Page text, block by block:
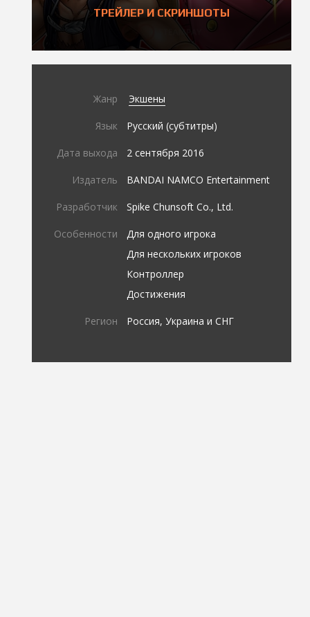
ТРЕЙЛЕР И СКРИНШОТЫ
Жанр Экшены
Язык Русский (субтитры)
Дата выхода 2 сентября 2016
Издатель BANDAI NAMCO Entertainment
Разработчик Spike Chunsoft Co., Ltd.
Особенности
Для одного игрока
Для нескольких игроков
Контроллер
Достижения
Регион Россия, Украина и СНГ